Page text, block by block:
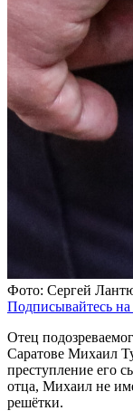
Фото: Сергей
Подписывайтесь
Отец
Саратове Михаил
преступление его
отца, Михаил не
решётки.